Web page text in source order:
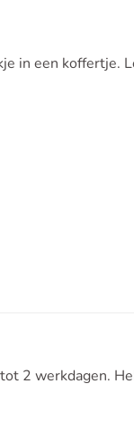
in een koffertje.
2 werkdagen.